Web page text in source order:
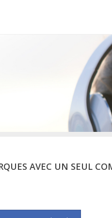
AVEC UN SEUL